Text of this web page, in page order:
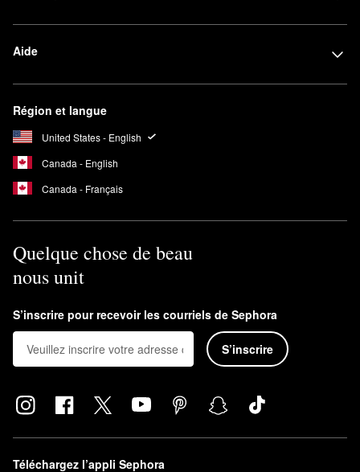
Aide
Région et langue
United States - English
Canada - English
Canada - Français
Quelque chose de beau
nous unit
S’inscrire pour recevoir les courriels de Sephora
S’inscrire
Téléchargez l’appli Sephora